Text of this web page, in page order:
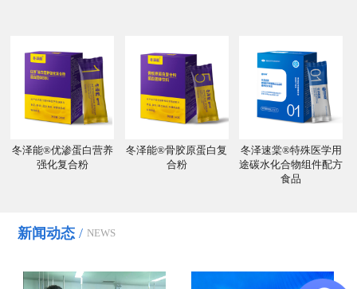
冬泽能®优渗蛋白营养
强化复合粉
冬泽能®骨胶原蛋白复
合粉
冬泽速棠®特殊医学用
途碳水化合物组件配方
食品
新闻动态 / NEWS